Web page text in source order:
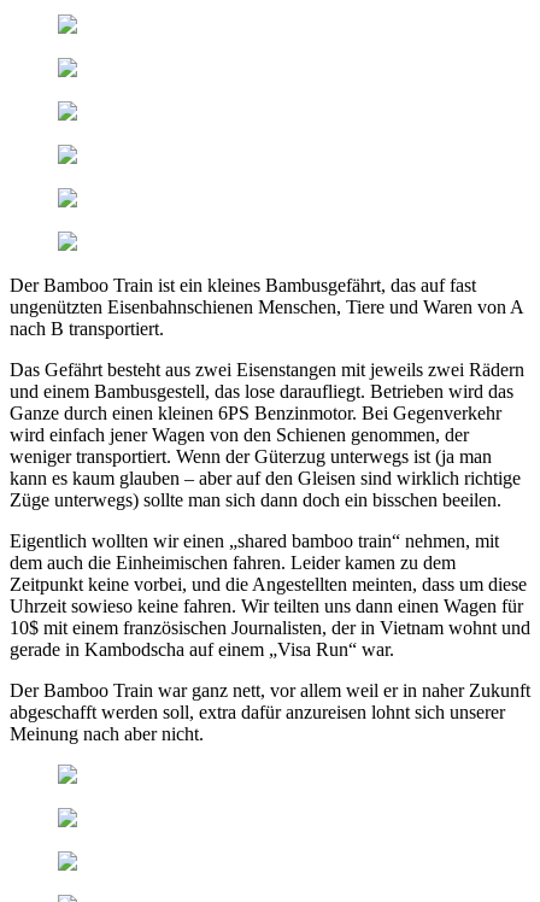
Der Bamboo Train ist ein kleines Bambusgefährt, das auf fast
ungenützten Eisenbahnschienen Menschen, Tiere und Waren von A
nach B transportiert.
Das Gefährt besteht aus zwei Eisenstangen mit jeweils zwei Rädern
und einem Bambusgestell, das lose daraufliegt. Betrieben wird das
Ganze durch einen kleinen 6PS Benzinmotor. Bei Gegenverkehr
wird einfach jener Wagen von den Schienen genommen, der
weniger transportiert. Wenn der Güterzug unterwegs ist (ja man
kann es kaum glauben – aber auf den Gleisen sind wirklich richtige
Züge unterwegs) sollte man sich dann doch ein bisschen beeilen.
Eigentlich wollten wir einen „shared bamboo train“ nehmen, mit
dem auch die Einheimischen fahren. Leider kamen zu dem
Zeitpunkt keine vorbei, und die Angestellten meinten, dass um diese
Uhrzeit sowieso keine fahren. Wir teilten uns dann einen Wagen für
10$ mit einem französischen Journalisten, der in Vietnam wohnt und
gerade in Kambodscha auf einem „Visa Run“ war.
Der Bamboo Train war ganz nett, vor allem weil er in naher Zukunft
abgeschafft werden soll, extra dafür anzureisen lohnt sich unserer
Meinung nach aber nicht.